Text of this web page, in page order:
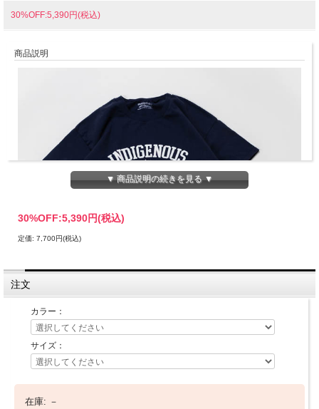
30%OFF:5,390円(税込)
商品説明
▼ 商品説明の続きを見る ▼
30%OFF:5,390円(税込)
定価: 7,700円(税込)
注文
カラー：
サイズ：
在庫: －